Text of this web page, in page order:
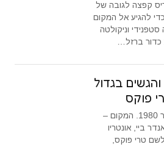
קפצה לגובה של
להגיע אל המקום
סטפנידי וניקולטה
כדור ברזל…
בגדול
פוקס
התאריך – הראשון בספטמבר 1980. המקום –
ביי, אונטריו
22 העונה לשם טרי פוקס,